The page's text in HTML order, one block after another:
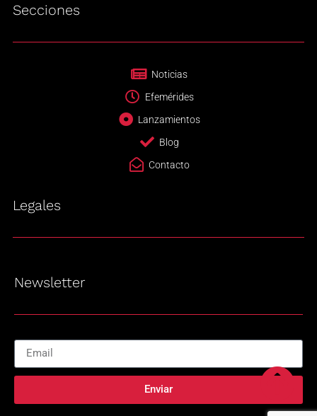
Secciones
Noticias
Efemérides
Lanzamientos
Blog
Contacto
Legales
Newsletter
Enviar